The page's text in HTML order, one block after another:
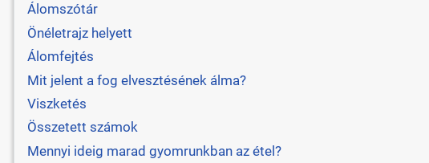
Álomszótár
Önéletrajz helyett
Álomfejtés
Mit jelent a fog elvesztésének álma?
Viszketés
Összetett számok
Mennyi ideig marad gyomrunkban az étel?